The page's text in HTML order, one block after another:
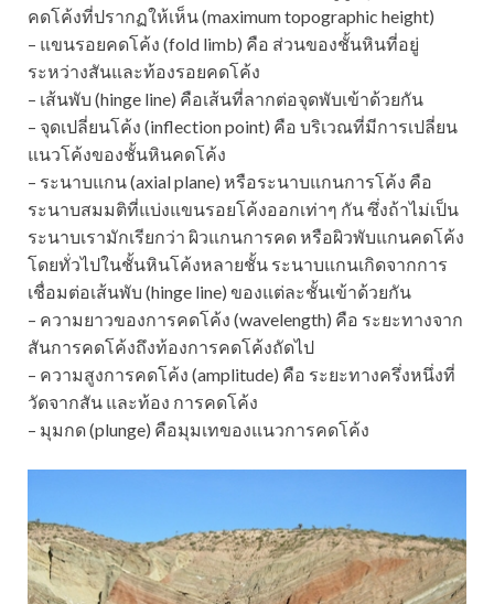
คดโค้งที่ปรากฏให้เห็น (maximum topographic height)
– แขนรอยคดโค้ง (fold limb) คือ ส่วนของชั้นหินที่อยู่
ระหว่างสันและท้องรอยคดโค้ง
– เส้นพับ (hinge line) คือเส้นที่ลากต่อจุดพับเข้าด้วยกัน
– จุดเปลี่ยนโค้ง (inflection point) คือ บริเวณที่มีการเปลี่ยน
แนวโค้งของชั้นหินคดโค้ง
– ระนาบแกน (axial plane) หรือระนาบแกนการโค้ง คือ
ระนาบสมมติที่แบ่งแขนรอยโค้งออกเท่าๆ กัน ซึ่งถ้าไม่เป็น
ระนาบเรามักเรียกว่า ผิวแกนการคด หรือผิวพับแกนคดโค้ง
โดยทั่วไปในชั้นหินโค้งหลายชั้น ระนาบแกนเกิดจากการ
เชื่อมต่อเส้นพับ (hinge line) ของแต่ละชั้นเข้าด้วยกัน
– ความยาวของการคดโค้ง (wavelength) คือ ระยะทางจาก
สันการคดโค้งถึงท้องการคดโค้งถัดไป
– ความสูงการคดโค้ง (amplitude) คือ ระยะทางครึ่งหนึ่งที่
วัดจากสัน และท้อง การคดโค้ง
– มุมกด (plunge) คือมุมเทของแนวการคดโค้ง